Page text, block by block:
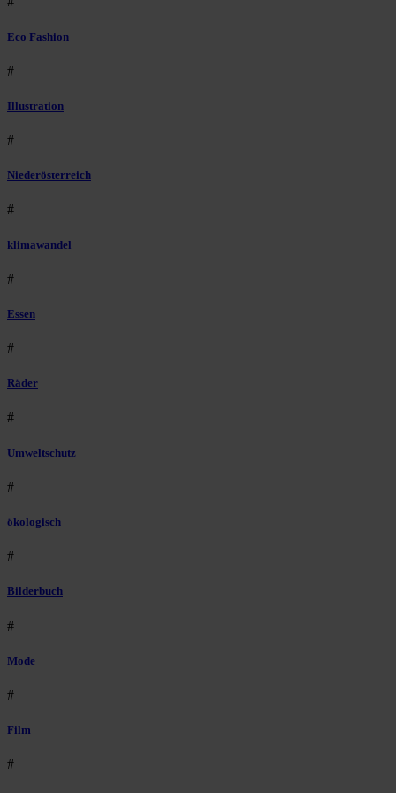
Eco Fashion
#
Illustration
#
Niederösterreich
#
klimawandel
#
Essen
#
Räder
#
Umweltschutz
#
ökologisch
#
Bilderbuch
#
Mode
#
Film
#